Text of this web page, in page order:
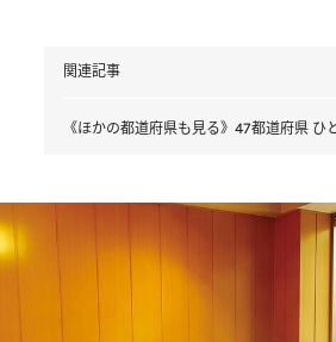
関連記事
《ほかの都道府県も見る》47都道府県 ひ